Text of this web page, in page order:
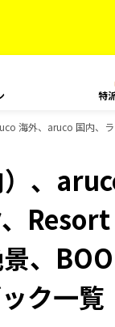
特
海外、aruco 国内、
、
Resort
、
ク一覧